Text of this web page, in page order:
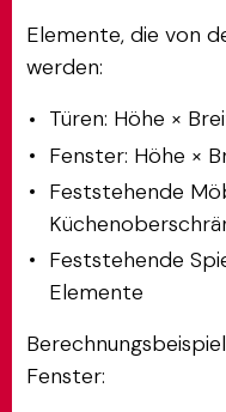
Elemente, die von
werden:
Türen: Höhe ×
Fenster: Höhe ×
Feststehende
Feststehende
Elemente
Fenster: